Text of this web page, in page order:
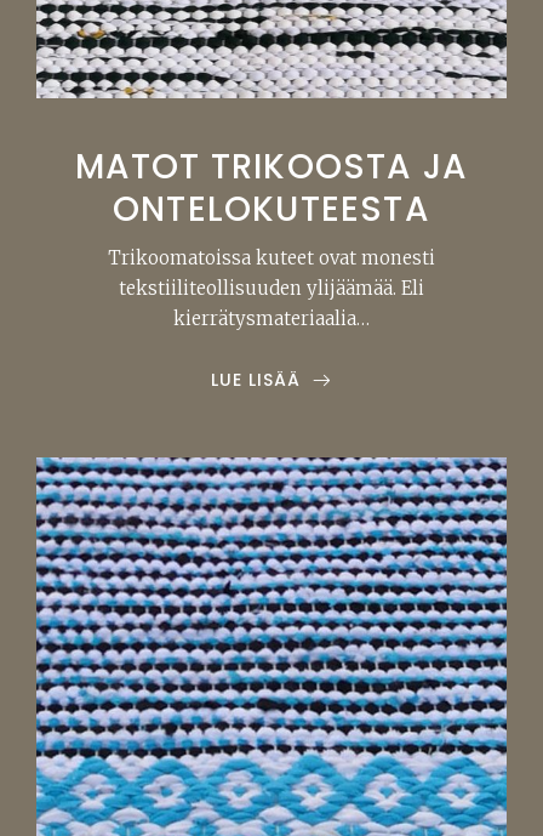
MATOT TRIKOOSTA JA
ONTELOKUTEESTA
Trikoomatoissa kuteet ovat monesti
tekstiiliteollisuuden ylijäämää. Eli
kierrätysmateriaalia…
LUE LISÄÄ